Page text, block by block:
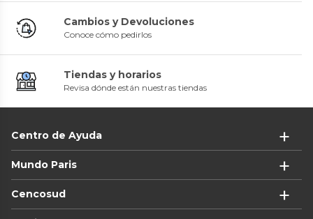
Cambios y Devoluciones
Conoce cómo pedirlos
Tiendas y horarios
Revisa dónde están nuestras tiendas
Centro de Ayuda
Mundo Paris
Cencosud